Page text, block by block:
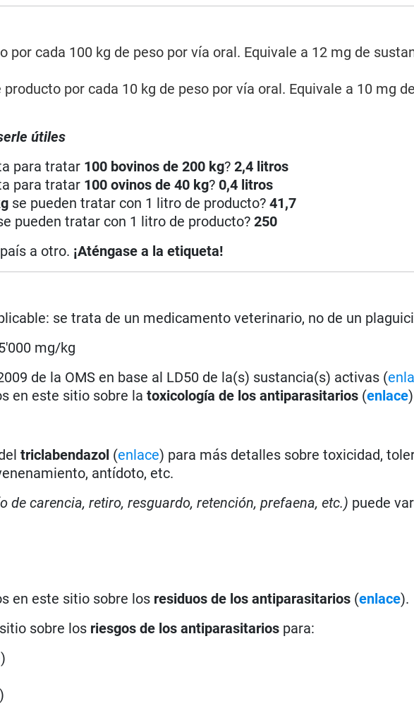
por cada 100 kg de peso por vía oral. Equivale a 12 mg de
producto por cada 10 kg de peso por vía oral. Equivale a 10 mg
útiles
para tratar 100 bovinos de 200 kg?2,4 litros
para tratar 100 ovinos de 40 kg? 0,4 litros
se pueden tratar con 1 litro de producto?41,7
pueden tratar con 1 litro de producto?250
a otro. ¡Aténgase a la etiqueta!
se trata de un medicamento veterinario, no de un
mg/kg
de la OMS en base al LD50 de la(s) sustancia(s) activas (
en este sitio sobre la toxicología de los antiparasitarios (enlace
triclabendazol (enlace) para más detalles sobre toxicidad,
antídoto, etc.
de carencia, retiro, resguardo, retención, prefaena, etc.) puede
en este sitio sobre los residuos de los antiparasitarios (enlace).
sobre los riesgos de los antiparasitarios para:
)
)